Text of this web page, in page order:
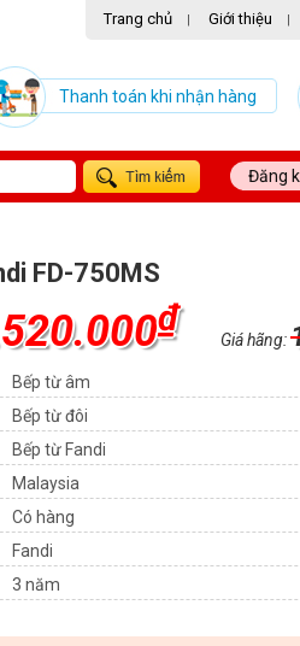
Trang chủ | Giới thiệu |
Thanh toán khi nhận hàng
Đăng
FD-750MS
₫
Giá hãng:
Bếp từ âm
Bếp từ đôi
Bếp từ Fandi
Malaysia
Có hàng
Fandi
3 năm